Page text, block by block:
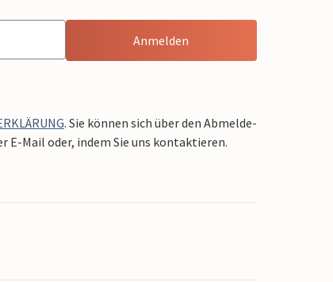
Anmelden
. Sie können sich über den Abmelde-
E-Mail oder, indem Sie uns kontaktieren.